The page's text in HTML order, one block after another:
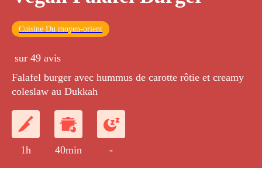
Cuisine Du moyen-orient
sur 49 avis
Falafel burger avec hummus de carotte rôtie et creamy
coleslaw au Dukkah
1h 40min -